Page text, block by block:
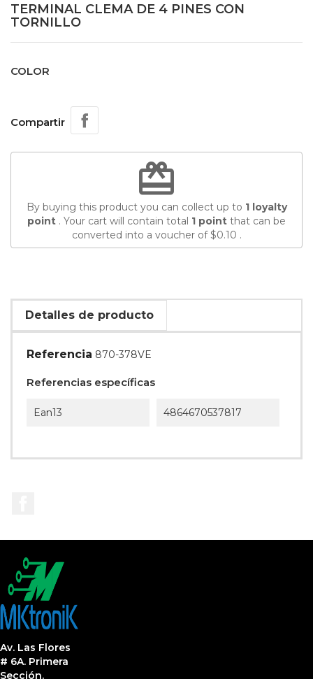
TERMINAL CLEMA DE 4 PINES CON
TORNILLO
COLOR
Compartir
redeem
By buying this product you can collect up to 1loyalty
point . Your cart will contain total 1 point that can be
converted into a voucher of$0.10 .
Detalles de producto
Referencia 870-378VE
Referencias específicas
Ean13 4864670537817
Av. Las Flores
# 6A. Primera
Sección.